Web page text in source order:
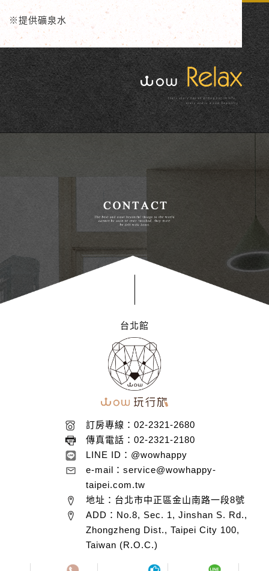
※提供礦泉水
台北館
訂房專線：02-2321-2680
傳真電話：02-2321-2180
LINE ID：@wowhappy
e-mail：service@wowhappy-
taipei.com.tw
地址：台北市中正區金山南路一段8號
ADD：No.8, Sec. 1, Jinshan S. Rd.,
Zhongzheng Dist., Taipei City 100,
Taiwan (R.O.C.)